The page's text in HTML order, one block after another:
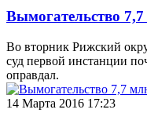
Вымогательство
Во вторник Рижский
суд первой инстанции
оправдал.
14 Марта 2016 17:23